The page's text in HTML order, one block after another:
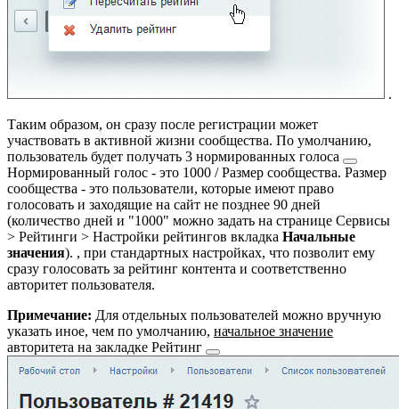
.
Таким образом, он сразу после регистрации может
участвовать в активной жизни сообщества. По умолчанию,
пользователь будет получать 3 нормированных голоса
Нормированный голос - это 1000 / Размер сообщества. Размер
сообщества - это пользователи, которые имеют право
голосовать и заходящие на сайт не позднее 90 дней
(количество дней и "1000" можно задать на странице Сервисы
> Рейтинги > Настройки рейтингов вкладка Начальные
значения). , при стандартных настройках, что позволит ему
сразу голосовать за рейтинг контента и соответственно
авторитет пользователя.
Примечание: Для отдельных пользователей можно вручную
указать иное, чем по умолчанию, начальное значение
авторитета на закладке Рейтинг